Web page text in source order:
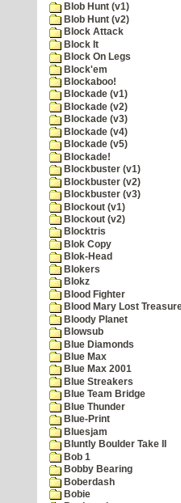
Blob Hunt (v1)
Blob Hunt (v2)
Block Attack
Block It
Block On Legs
Block'em
Blockaboo!
Blockade (v1)
Blockade (v2)
Blockade (v3)
Blockade (v4)
Blockade (v5)
Blockade!
Blockbuster (v1)
Blockbuster (v2)
Blockbuster (v3)
Blockout (v1)
Blockout (v2)
Blocktris
Blok Copy
Blok-Head
Blokers
Blokz
Blood Fighter
Blood Mary Lost
Bloody Planet
Blowsub
Blue Diamonds
Blue Max
Blue Max 2001
Blue Streakers
Blue Team Bridge
Blue Thunder
Blue-Print
Bluesjam
Bluntly Boulder Take II
Bob 1
Bobby Bearing
Boberdash
Bobie